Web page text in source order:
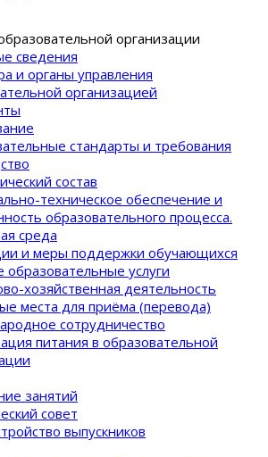
организации
сведения
и органы управления
организацией
стандарты и требования
состав
техническое обеспечение и
образовательного процеcса.
среда
и меры поддержки обучающихся
образовательные услуги
хозяйственная деятельность
места для приёма (перевода)
сотрудничество
питания в образовательной
занятий
совет
выпускников